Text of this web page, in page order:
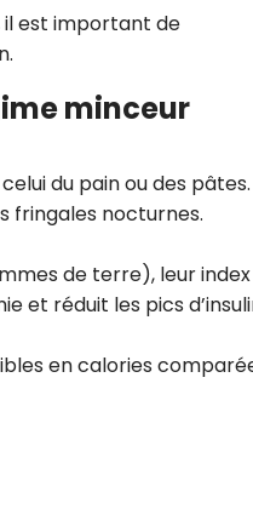
il est important de
minceur
du pain ou des pâtes.
fringales nocturnes.
de terre), leur index
et réduit les pics
en calories